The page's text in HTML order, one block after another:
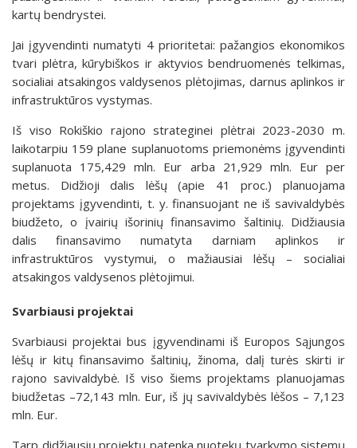
kartų bendrystei.
Jai įgyvendinti numatyti 4 prioritetai: pažangios ekonomikos
tvari plėtra, kūrybiškos ir aktyvios bendruomenės telkimas,
socialiai atsakingos valdysenos plėtojimas, darnus aplinkos ir
infrastruktūros vystymas.
Iš viso Rokiškio rajono strateginei plėtrai 2023-2030 m.
laikotarpiu 159 plane suplanuotoms priemonėms įgyvendinti
suplanuota 175,429 mln. Eur arba 21,929 mln. Eur per
metus. Didžioji dalis lėšų (apie 41 proc.) planuojama
projektams įgyvendinti, t. y. finansuojant ne iš savivaldybės
biudžeto, o įvairių išorinių finansavimo šaltinių. Didžiausia
dalis finansavimo numatyta darniam aplinkos ir
infrastruktūros vystymui, o mažiausiai lėšų – socialiai
atsakingos valdysenos plėtojimui.
Svarbiausi projektai
Svarbiausi projektai bus įgyvendinami iš Europos Sąjungos
lėšų ir kitų finansavimo šaltinių, žinoma, dalį turės skirti ir
rajono savivaldybė. Iš viso šiems projektams planuojamas
biudžetas –72,143 mln. Eur, iš jų savivaldybės lėšos – 7,123
mln. Eur.
Tarp didžiausių projektų patenka nuotekų tvarkymo sistemų